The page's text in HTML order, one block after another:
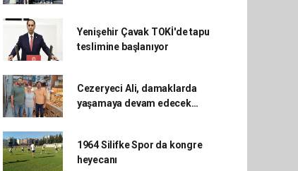
Yenişehir Çavak TOKİ'de tapu
teslimine başlanıyor
Cezeryeci Ali, damaklarda
yaşamaya devam edecek…
1964 Silifke Spor da kongre
heyecanı